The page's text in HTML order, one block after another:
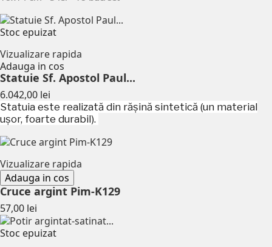
Stoc epuizat
Vizualizare rapida
Adauga in cos
Statuie Sf. Apostol Paul...
6.042,00 lei
Statuia este realizată din rășină sintetică (un material
ușor, foarte durabil).
Vizualizare rapida
Adauga in cos
Cruce argint Pim-K129
57,00 lei
Stoc epuizat